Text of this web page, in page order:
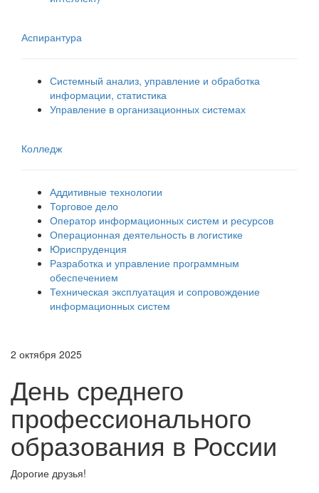
Аспирантура
Системный анализ, управление и обработка
информации, статистика
Управление в организационных системах
Колледж
Аддитивные технологии
Торговое дело
Оператор информационных систем и ресурсов
Операционная деятельность в логистике
Юриспруденция
Разработка и управление программным
обеспечением
Техническая эксплуатация и сопровождение
информационных систем
2 октября 2025
День среднего
профессионального
образования в России
Дорогие друзья!